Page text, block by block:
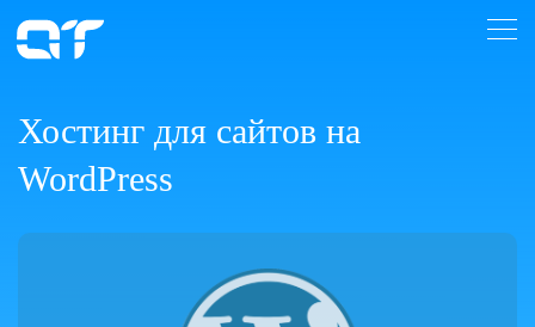
Хостинг для сайтов на
WordPress